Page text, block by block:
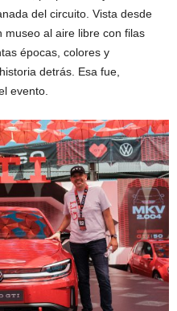
del circuito. Vista desde
al aire libre con filas
épocas, colores y
detrás. Esa fue,
evento.